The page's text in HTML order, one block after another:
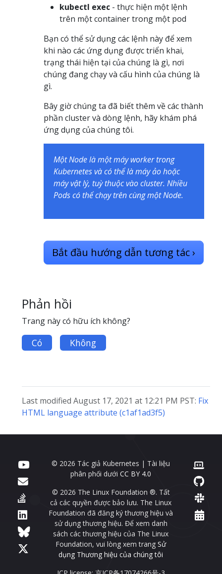
kubectl exec - thực hiện một lệnh
trên một container trong một pod
Bạn có thể sử dụng các lệnh này để xem
khi nào các ứng dụng được triển khai,
trạng thái hiện tại của chúng là gì, nơi
chúng đang chạy và cấu hình của chúng là
gì.
Bây giờ chúng ta đã biết thêm về các thành
phần cluster và dòng lệnh, hãy khám phá
ứng dụng của chúng tôi.
Một Node là một máy worker trong
Kubernetes và có thể là máy ảo hoặc
máy vật lý, tuỳ thuộc vào cluster. Nhiều
Pods có thể chạy trên cùng một Node.
Bắt đầu hướng dẫn tương tác›
Phản hồi
Trang này có hữu ích không?
Có Không
Last modified August 17, 2021 at 12:21 PM PST: Fix
HTML language attribute (c1af1ad3f5)
© 2026 Tác giả Kubernetes | Tài liệu
phân phối dướiCC BY 4.0
© 2026 The Linux Foundation ®. Tất
cả các quyền được bảo lưu. The Linux
Foundation đã đăng ký thương hiệu và
sử dụng thương hiệu. Để xem danh
sách các thương hiệu của The Linux
Foundation, vui lòng xem trangSử
dụng Thương hiệu của chúng tôi